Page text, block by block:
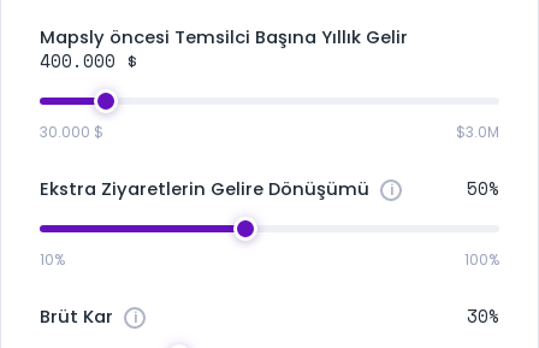
Mapsly öncesi Temsilci Başına Yıllık Gelir
400.000 $
30.000 $ $3.0M
Ekstra Ziyaretlerin Gelire Dönüşümü 50%
10% 100%
Brüt Kar 30%